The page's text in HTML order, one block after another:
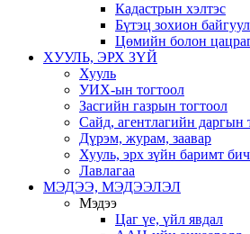
Кадастрын хэлтэс
Бүтэц зохион
Цөмийн болон
ХУУЛЬ, ЭРХ ЗҮЙ
Хууль
УИХ-ын тогтоол
Засгийн газрын тогтоол
Сайд, агентлагийн даргын
Дүрэм, журам, заавар
Хууль, эрх зүйн баримт
Лавлагаа
МЭДЭЭ, МЭДЭЭЛЭЛ
Мэдээ
Цаг үе, үйл явдал